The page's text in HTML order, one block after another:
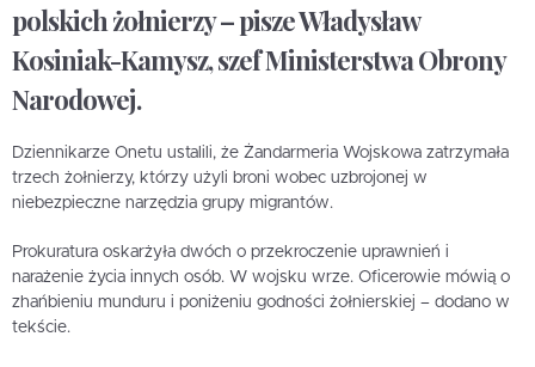
polskich żołnierzy – pisze Władysław
Kosiniak-Kamysz, szef Ministerstwa Obrony
Narodowej.
Dziennikarze Onetu ustalili, że Żandarmeria Wojskowa zatrzymała
trzech żołnierzy, którzy użyli broni wobec uzbrojonej w
niebezpieczne narzędzia grupy migrantów.
Prokuratura oskarżyła dwóch o przekroczenie uprawnień i
narażenie życia innych osób. W wojsku wrze. Oficerowie mówią o
zhańbieniu munduru i poniżeniu godności żołnierskiej – dodano w
tekście.